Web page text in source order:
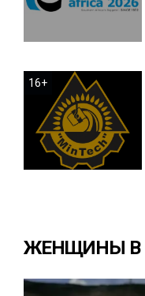
16+
ЖЕНЩИНЫ В